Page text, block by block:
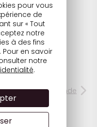
Beaune-la-Rolande
pour vous
de
sur « Tout
notre
à des fins
en savoir
notre
.